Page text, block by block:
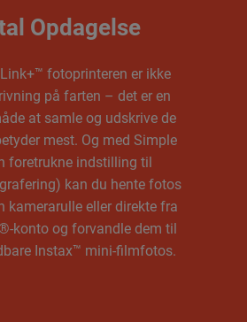
Opdagelse
fotoprinteren er ikke
på farten – det er en
at samle og udskrive de
mest. Og med Simple
foretrukne indstilling til
kan du hente fotos
kamerarulle eller direkte fra
konto og forvandle dem til
Instax™ mini-filmfotos.